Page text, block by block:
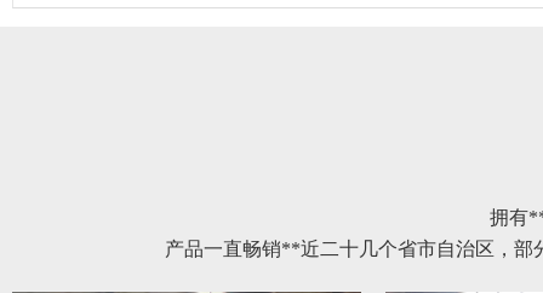
拥有
产品一直畅销**近二十几个省市自治区，